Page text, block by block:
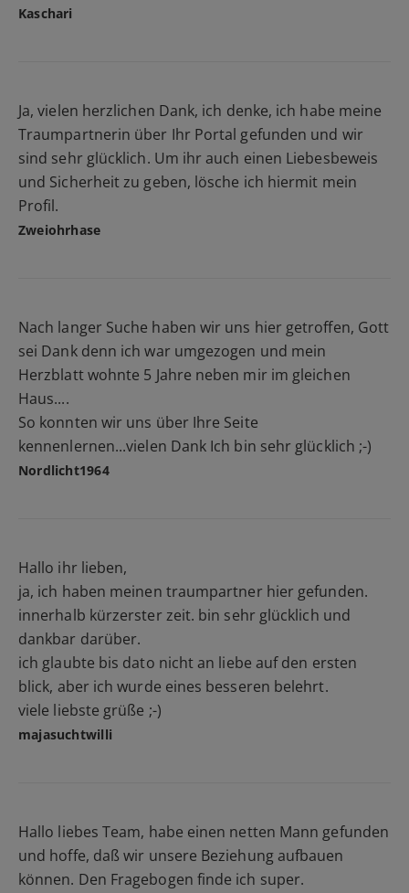
Kaschari
Ja, vielen herzlichen Dank, ich denke, ich habe meine
Traumpartnerin über Ihr Portal gefunden und wir
sind sehr glücklich. Um ihr auch einen Liebesbeweis
und Sicherheit zu geben, lösche ich hiermit mein
Profil.
Zweiohrhase
Nach langer Suche haben wir uns hier getroffen, Gott
sei Dank denn ich war umgezogen und mein
Herzblatt wohnte 5 Jahre neben mir im gleichen
Haus....
So konnten wir uns über Ihre Seite
kennenlernen...vielen Dank Ich bin sehr glücklich ;-)
Nordlicht1964
Hallo ihr lieben,
ja, ich haben meinen traumpartner hier gefunden.
innerhalb kürzerster zeit. bin sehr glücklich und
dankbar darüber.
ich glaubte bis dato nicht an liebe auf den ersten
blick, aber ich wurde eines besseren belehrt.
viele liebste grüße ;-)
majasuchtwilli
Hallo liebes Team, habe einen netten Mann gefunden
und hoffe, daß wir unsere Beziehung aufbauen
können. Den Fragebogen finde ich super.